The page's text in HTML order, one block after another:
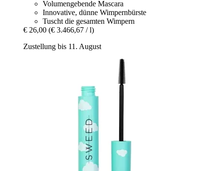
Volumengebende Mascara
Innovative, dünne Wimpernbürste
Tuscht die gesamten Wimpern
€ 26,00 (€ 3.466,67 / l)
Zustellung bis 11. August